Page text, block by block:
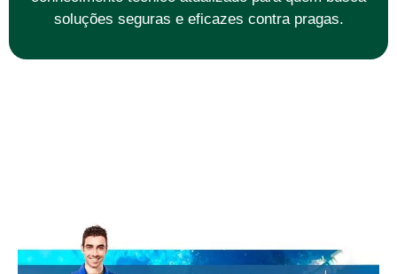
soluções seguras e eficazes contra pragas.